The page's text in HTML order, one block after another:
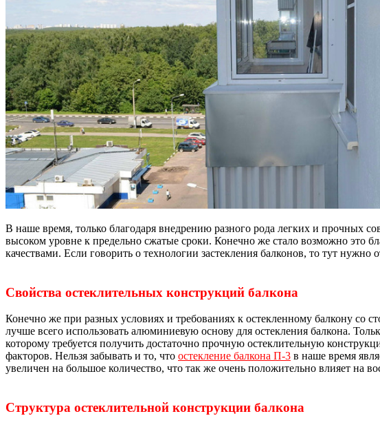
В наше время, только благодаря внедрению разного рода легких и прочных
высоком уровне к предельно сжатые сроки. Конечно же стало возможно это
качествами. Если говорить о технологии застекления балконов, то тут нужно
Свойства остеклительных конструкций балкона
Конечно же при разных условиях и требованиях к остекленному балкону со
лучше всего использовать алюминиевую основу для остекления балкона.
которому требуется получить достаточно прочную остеклительную
факторов. Нельзя забывать и то, что остекление балкона П-3 в наше время
увеличен на большое количество, что так же очень положительно влияет на
Структура остеклительной конструкции балкона